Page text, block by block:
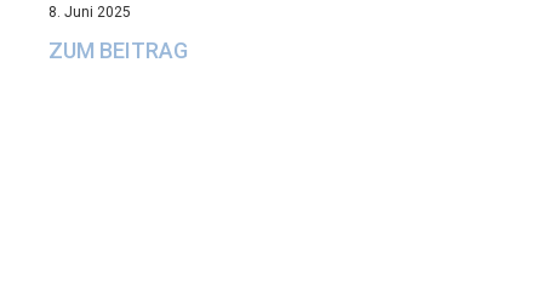
8. Juni 2025
ZUM BEITRAG